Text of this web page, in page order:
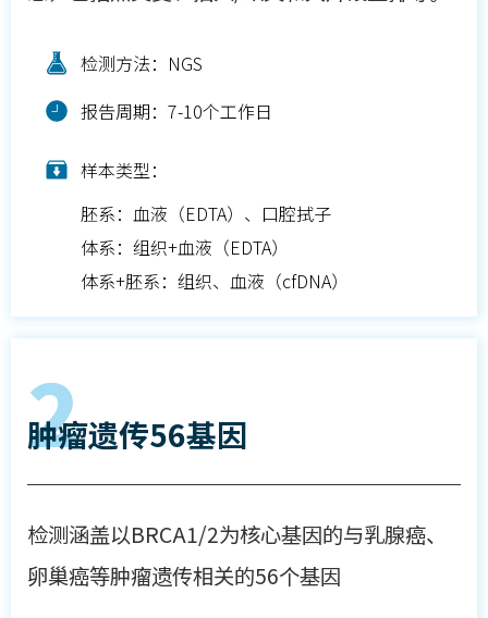
检测方法：NGS
报告周期：7-10个工作日
样本类型：
胚系：血液（EDTA）、口腔拭子
体系：组织+血液（EDTA）
体系+胚系：组织、血液（cfDNA）
2
肿瘤遗传56基因
检测涵盖以BRCA1/2为核心基因的与乳腺癌、
卵巢癌等肿瘤遗传相关的56个基因